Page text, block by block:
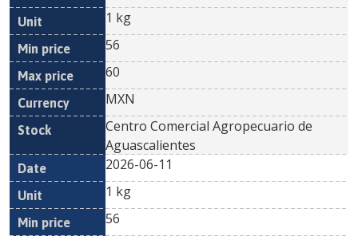
1 kg
56
60
MXN
Centro Comercial Agropecuario de
Aguascalientes
2026-06-11
1 kg
56